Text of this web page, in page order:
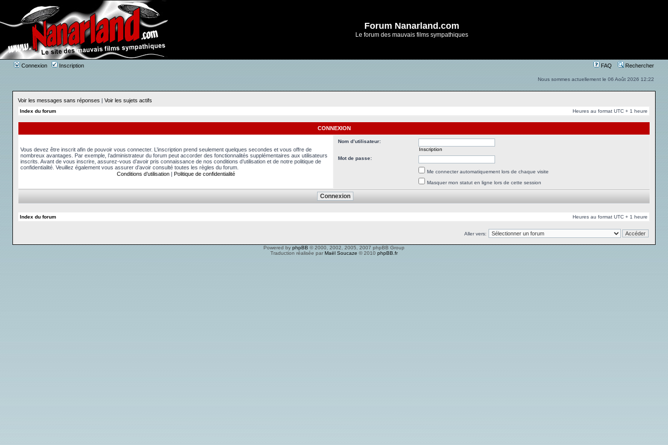
Forum Nanarland.com
Le forum des mauvais films sympathiques
Connexion Inscription FAQ Rechercher
Nous sommes actuellement le 06 Août 2026 12:22
Voir les messages sans réponses | Voir les sujets actifs
Index du forum Heures au format UTC + 1 heure
CONNEXION
Vous devez être inscrit afin de pouvoir vous connecter. L’inscription prend seulement quelques secondes et vous offre de
nombreux avantages. Par exemple, l’administrateur du forum peut accorder des fonctionnalités supplémentaires aux utilisateurs
inscrits. Avant de vous inscrire, assurez-vous d’avoir pris connaissance de nos conditions d’utilisation et de notre politique de
confidentialité. Veuillez également vous assurer d’avoir consulté toutes les règles du forum.
Conditions d’utilisation| Politique de confidentialité
Nom d’utilisateur:
Inscription
Mot de passe:
Me connecter automatiquement lors de chaque visite
Masquer mon statut en ligne lors de cette session
Index du forum Heures au format UTC + 1 heure
Aller vers:
Powered byphpBB© 2000, 2002, 2005, 2007 phpBB Group
Traduction réalisée parMaël Soucaze© 2010phpBB.fr